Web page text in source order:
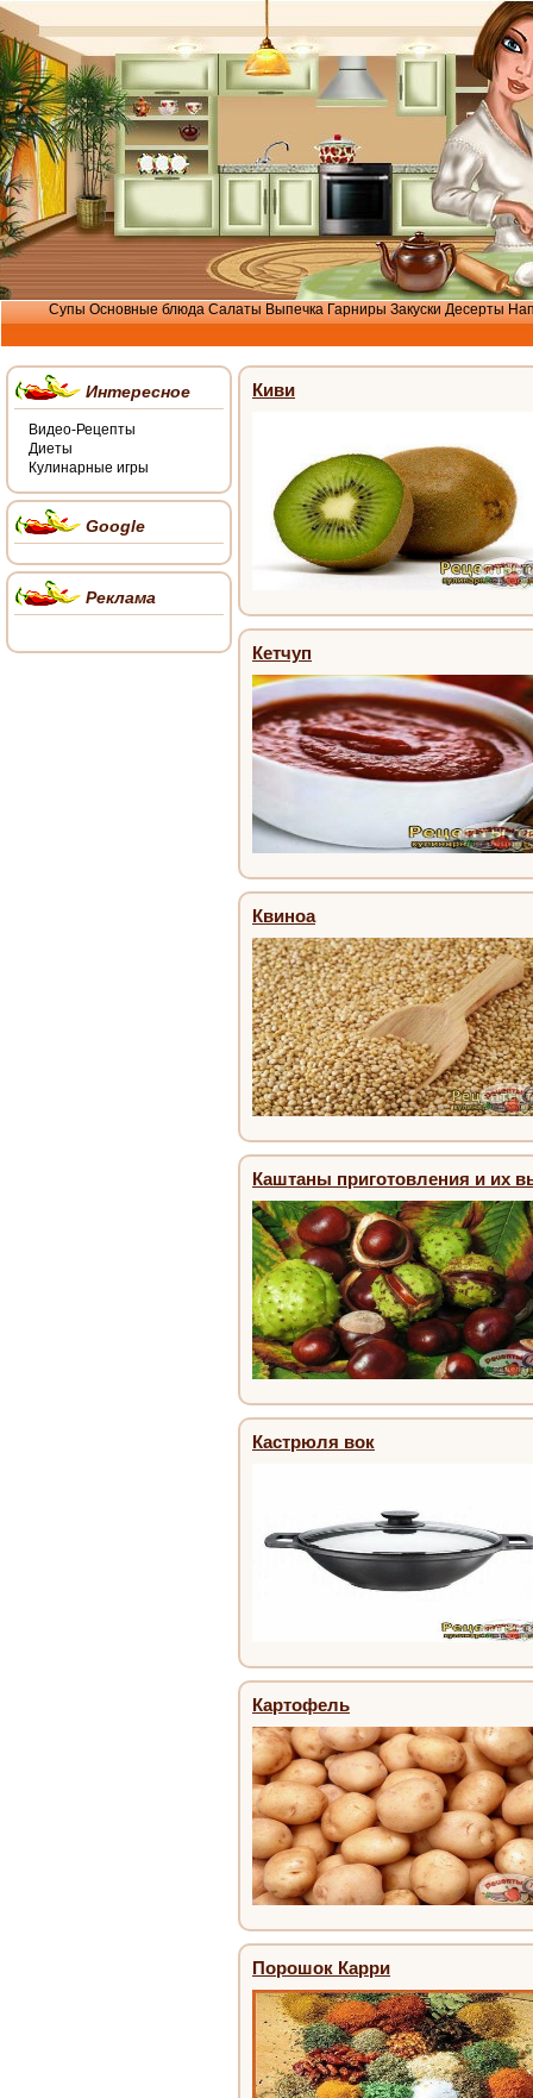
Супы Основные блюда Салаты Выпечка Гарниры Закуски Десерты
Киви
Кетчуп
Квиноа
Каштаны приготовления и их
Кастрюля вок
Картофель
Порошок Карри
Интересное
Видео-Рецепты
Диеты
Кулинарные игры
Google
Реклама